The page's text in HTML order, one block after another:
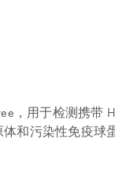
，用于检测携
和污染性免疫球蛋